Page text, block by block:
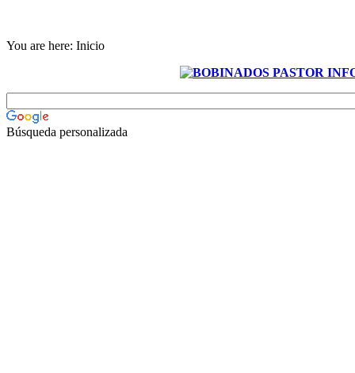
You are here: Inicio
Búsqueda personalizada